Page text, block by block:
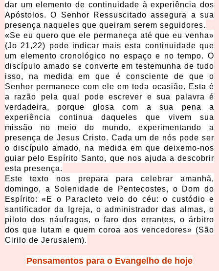
dar um elemento de continuidade à experiência dos
Apóstolos. O Senhor Ressuscitado assegura a sua
presença naqueles que queiram serem seguidores.
«Se eu quero que ele permaneça até que eu venha»
(Jo 21,22) pode indicar mais esta continuidade que
um elemento cronológico no espaço e no tempo. O
discípulo amado se converte em testemunha de tudo
isso, na medida em que é consciente de que o
Senhor permanece com ele em toda ocasião. Esta é
a razão pela qual pode escrever e sua palavra é
verdadeira, porque glosa com a sua pena a
experiência continua daqueles que vivem sua
missão no meio do mundo, experimentando a
presença de Jesus Cristo. Cada um de nós pode ser
o discípulo amado, na medida em que deixemo-nos
guiar pelo Espírito Santo, que nos ajuda a descobrir
esta presença.
Este texto nos prepara para celebrar amanhã,
domingo, a Solenidade de Pentecostes, o Dom do
Espírito: «E o Paracleto veio do céu: o custódio e
santificador da Igreja, o administrador das almas, o
piloto dos náufragos, o faro dos errantes, o árbitro
dos que lutam e quem coroa aos vencedores» (São
Cirilo de Jerusalem).
Pensamentos para o Evangelho de hoje